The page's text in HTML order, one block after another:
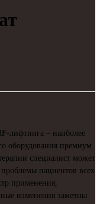
лифтинга – наиболее
оборудования премиум
специалист может
пациентов всех
применения,
изменения заметны